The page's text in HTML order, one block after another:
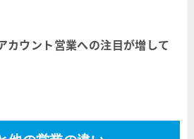
カウント営業への注目が増して